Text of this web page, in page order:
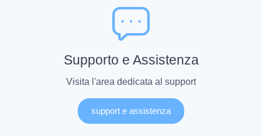
Supporto e Assistenza
Visita l'area dedicata al support
support e assistenza